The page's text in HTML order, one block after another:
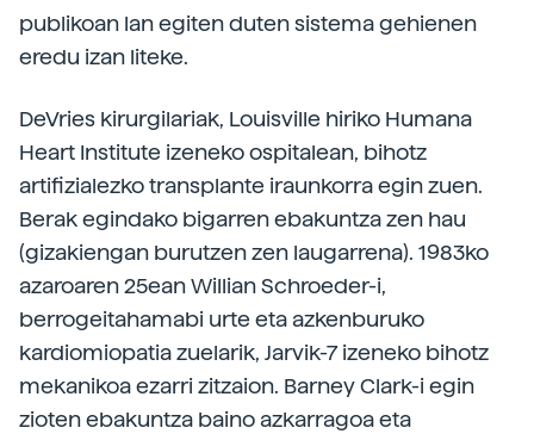
publikoan lan egiten duten sistema gehienen
eredu izan liteke.
DeVries kirurgilariak, Louisville hiriko Humana
Heart Institute izeneko ospitalean, bihotz
artifizialezko transplante iraunkorra egin zuen.
Berak egindako bigarren ebakuntza zen hau
(gizakiengan burutzen zen laugarrena). 1983ko
azaroaren 25ean Willian Schroeder-i,
berrogeitahamabi urte eta azkenburuko
kardiomiopatia zuelarik, Jarvik-7 izeneko bihotz
mekanikoa ezarri zitzaion. Barney Clark-i egin
zioten ebakuntza baino azkarragoa eta